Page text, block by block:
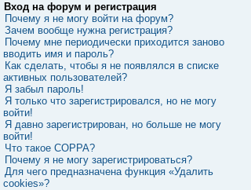
Вход на форум и регистрация
Почему я не могу войти на форум?
Зачем вообще нужна регистрация?
Почему мне периодически приходится заново
вводить имя и пароль?
Как сделать, чтобы я не появлялся в списке
активных пользователей?
Я забыл пароль!
Я только что зарегистрировался, но не могу
войти!
Я давно зарегистрирован, но больше не могу
войти!
Что такое COPPA?
Почему я не могу зарегистрироваться?
Для чего предназначена функция «Удалить
cookies»?